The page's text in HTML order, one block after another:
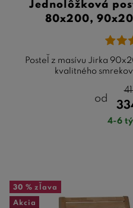
Jednolôžková
80x200,
Posteľ z masívu Jirka
kvalitného
od
4-6
30 % zľava
Akcia